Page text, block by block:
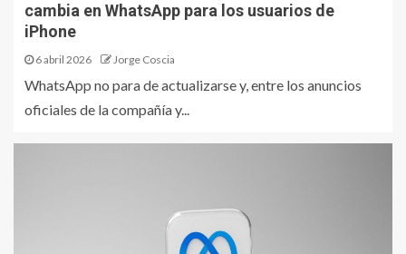
cambia en WhatsApp para los usuarios de
iPhone
6 abril 2026 Jorge Coscia
WhatsApp no para de actualizarse y, entre los anuncios
oficiales de la compañía y...